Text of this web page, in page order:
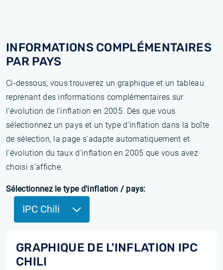
INFORMATIONS COMPLÉMENTAIRES
PAR PAYS
Ci-dessous, vous trouverez un graphique et un tableau
reprenant des informations complémentaires sur
l’évolution de l'inflation en 2005. Dès que vous
sélectionnez un pays et un type d'inflation dans la boîte
de sélection, la page s'adapte automatiquement et
l'évolution du taux d'inflation en 2005 que vous avez
choisi s'affiche.
Sélectionnez le type d'inflation / pays:
IPC Chili
GRAPHIQUE DE L'INFLATION IPC
CHILI